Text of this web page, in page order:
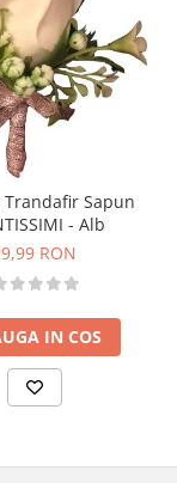
Trandafir Sapun
EVENTISSIMI - Alb
RON
IN COS